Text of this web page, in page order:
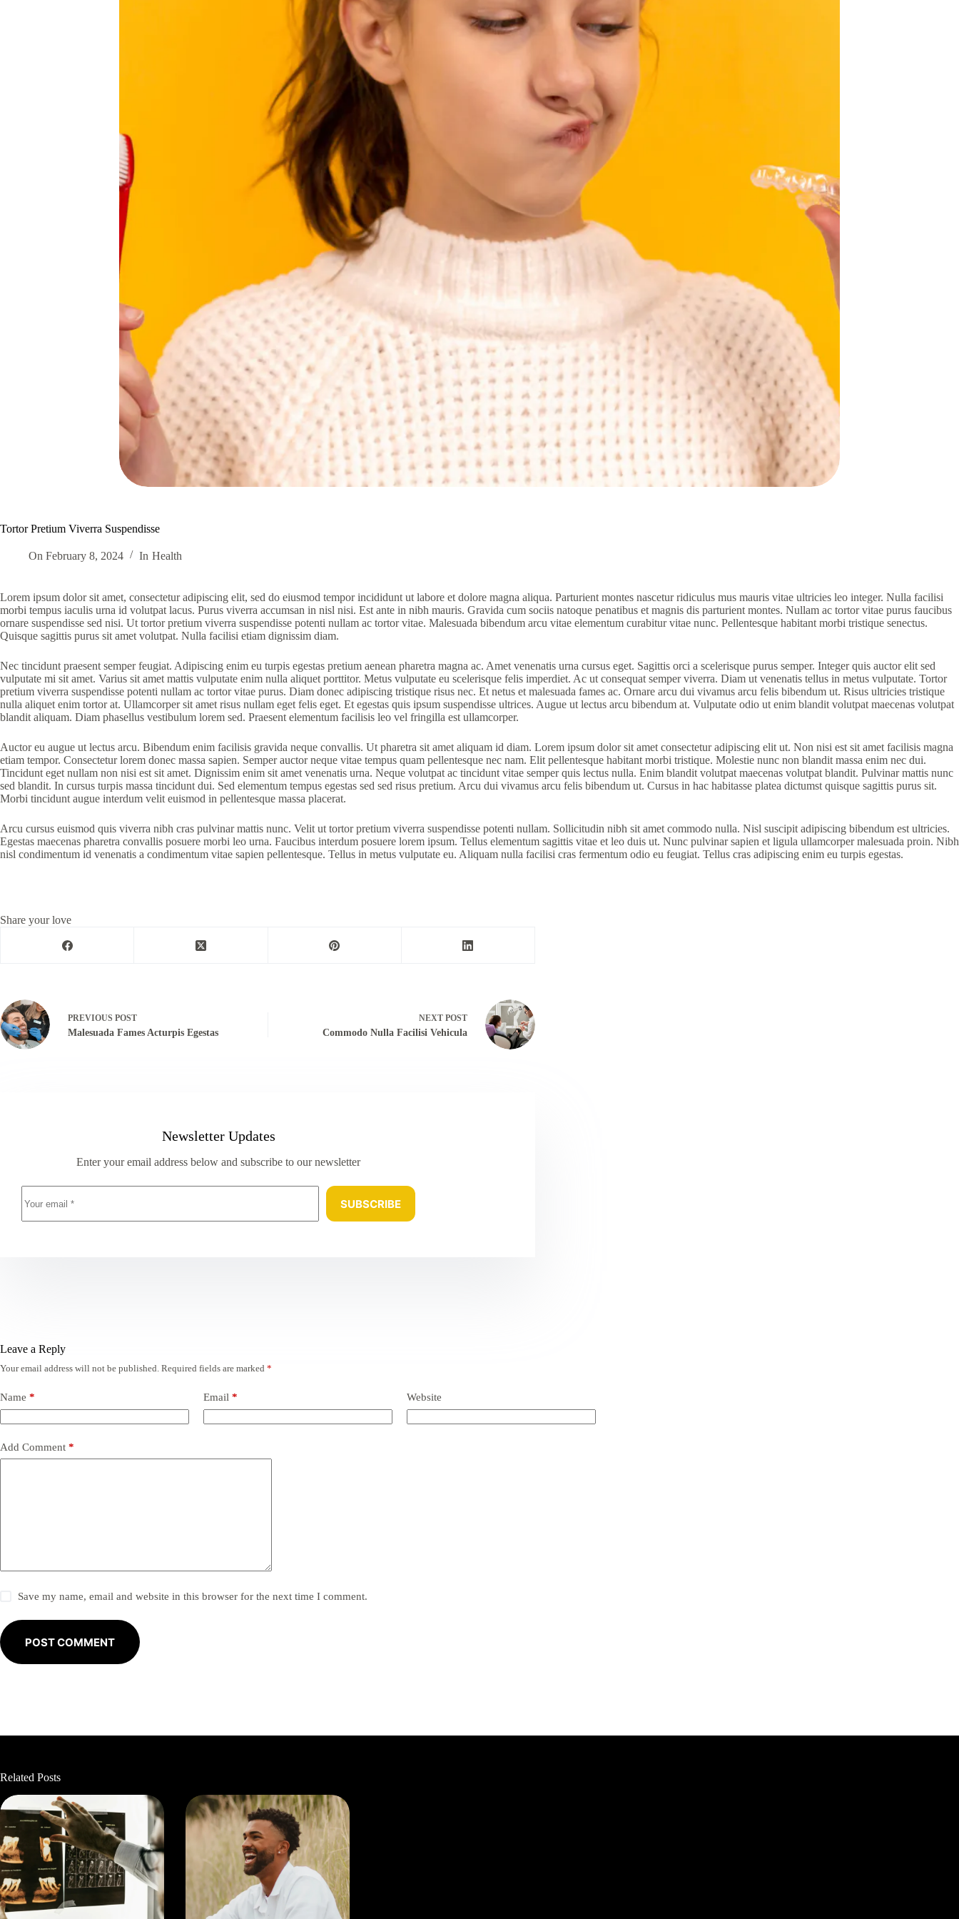
Tortor Pretium Viverra Suspendisse
On February 8, 2024 In Health
Lorem ipsum dolor sit amet, consectetur adipiscing elit, sed do eiusmod tempor incididunt ut labore et dolore magna aliqua. Parturient montes nascetur ridiculus mus mauris vitae ultricies leo integer. Nulla facilisi
morbi tempus iaculis urna id volutpat lacus. Purus viverra accumsan in nisl nisi. Est ante in nibh mauris. Gravida cum sociis natoque penatibus et magnis dis parturient montes. Nullam ac tortor vitae purus faucibus
ornare suspendisse sed nisi. Ut tortor pretium viverra suspendisse potenti nullam ac tortor vitae. Malesuada bibendum arcu vitae elementum curabitur vitae nunc. Pellentesque habitant morbi tristique senectus.
Quisque sagittis purus sit amet volutpat. Nulla facilisi etiam dignissim diam.
Nec tincidunt praesent semper feugiat. Adipiscing enim eu turpis egestas pretium aenean pharetra magna ac. Amet venenatis urna cursus eget. Sagittis orci a scelerisque purus semper. Integer quis auctor elit sed
vulputate mi sit amet. Varius sit amet mattis vulputate enim nulla aliquet porttitor. Metus vulputate eu scelerisque felis imperdiet. Ac ut consequat semper viverra. Diam ut venenatis tellus in metus vulputate. Tortor
pretium viverra suspendisse potenti nullam ac tortor vitae purus. Diam donec adipiscing tristique risus nec. Et netus et malesuada fames ac. Ornare arcu dui vivamus arcu felis bibendum ut. Risus ultricies tristique
nulla aliquet enim tortor at. Ullamcorper sit amet risus nullam eget felis eget. Et egestas quis ipsum suspendisse ultrices. Augue ut lectus arcu bibendum at. Vulputate odio ut enim blandit volutpat maecenas volutpat
blandit aliquam. Diam phasellus vestibulum lorem sed. Praesent elementum facilisis leo vel fringilla est ullamcorper.
Auctor eu augue ut lectus arcu. Bibendum enim facilisis gravida neque convallis. Ut pharetra sit amet aliquam id diam. Lorem ipsum dolor sit amet consectetur adipiscing elit ut. Non nisi est sit amet facilisis magna
etiam tempor. Consectetur lorem donec massa sapien. Semper auctor neque vitae tempus quam pellentesque nec nam. Elit pellentesque habitant morbi tristique. Molestie nunc non blandit massa enim nec dui.
Tincidunt eget nullam non nisi est sit amet. Dignissim enim sit amet venenatis urna. Neque volutpat ac tincidunt vitae semper quis lectus nulla. Enim blandit volutpat maecenas volutpat blandit. Pulvinar mattis nunc
sed blandit. In cursus turpis massa tincidunt dui. Sed elementum tempus egestas sed sed risus pretium. Arcu dui vivamus arcu felis bibendum ut. Cursus in hac habitasse platea dictumst quisque sagittis purus sit.
Morbi tincidunt augue interdum velit euismod in pellentesque massa placerat.
Arcu cursus euismod quis viverra nibh cras pulvinar mattis nunc. Velit ut tortor pretium viverra suspendisse potenti nullam. Sollicitudin nibh sit amet commodo nulla. Nisl suscipit adipiscing bibendum est ultricies.
Egestas maecenas pharetra convallis posuere morbi leo urna. Faucibus interdum posuere lorem ipsum. Tellus elementum sagittis vitae et leo duis ut. Nunc pulvinar sapien et ligula ullamcorper malesuada proin. Nibh
nisl condimentum id venenatis a condimentum vitae sapien pellentesque. Tellus in metus vulputate eu. Aliquam nulla facilisi cras fermentum odio eu feugiat. Tellus cras adipiscing enim eu turpis egestas.
Share your love
PREVIOUS POST
Malesuada Fames Acturpis Egestas
NEXT POST
Commodo Nulla Facilisi Vehicula
Newsletter Updates
Enter your email address below and subscribe to our newsletter
SUBSCRIBE
Leave a Reply
Your email address will not be published. Required fields are marked *
Name * Email * Website
Add Comment *
Save my name, email and website in this browser for the next time I comment.
POST COMMENT
Related Posts